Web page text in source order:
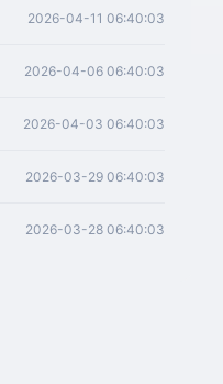
2026-04-11 06:40:03
2026-04-06 06:40:03
2026-04-03 06:40:03
2026-03-29 06:40:03
2026-03-28 06:40:03